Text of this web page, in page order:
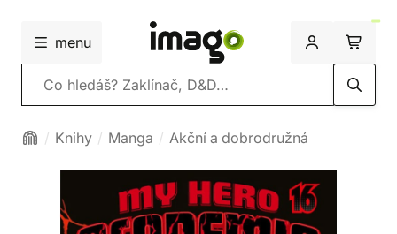
menu
Vyhledávání
Knihy Manga Akční a dobrodružná